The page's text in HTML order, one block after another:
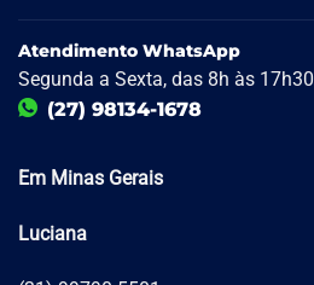
Atendimento WhatsApp
Segunda a Sexta, das 8h às 17h30
(27) 98134-1678
Em Minas Gerais
Luciana